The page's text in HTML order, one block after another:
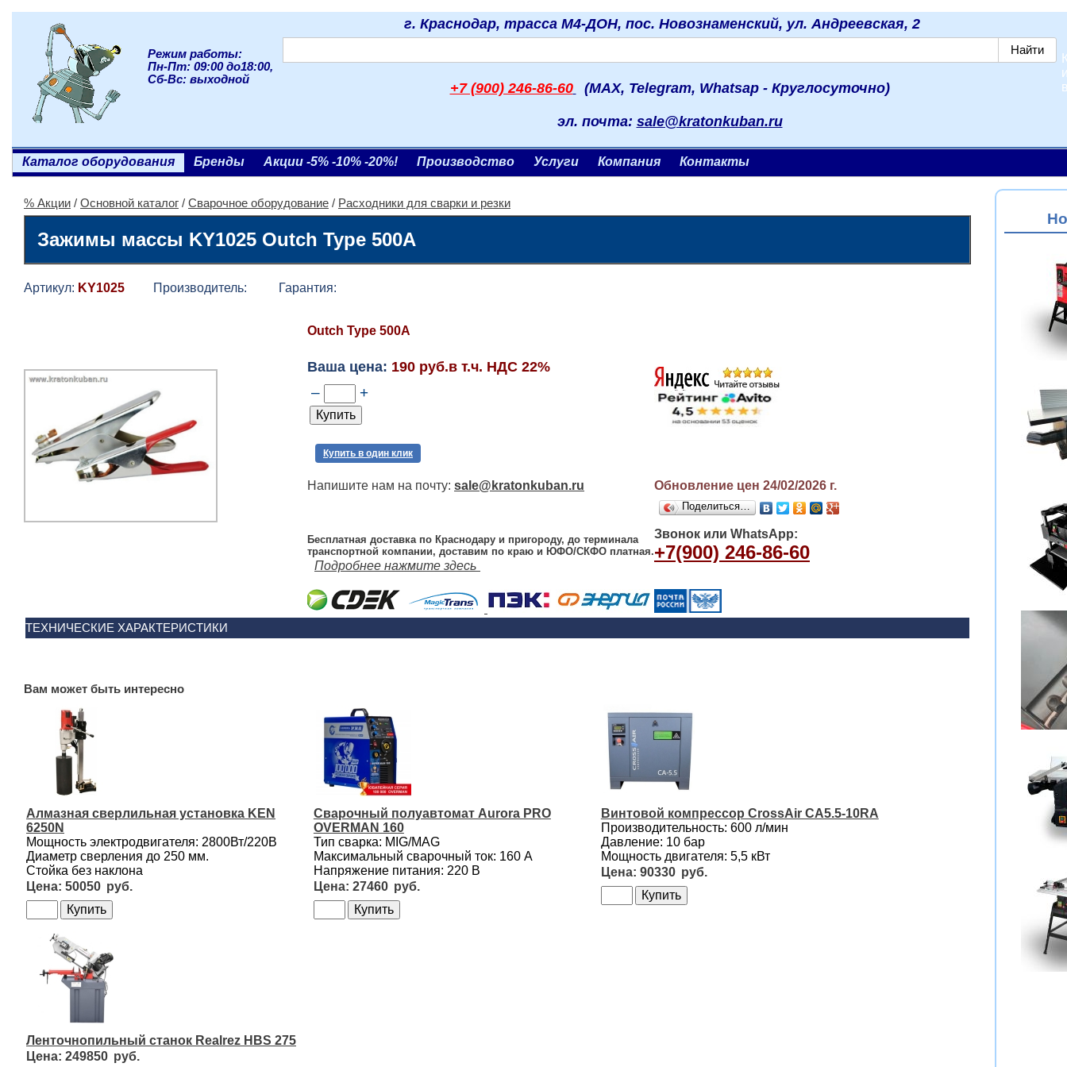
Режим работы:
Пн-Пт: 09:00 до18:00,
Сб-Вс: выходной
г. Краснодар, трасса М4-ДОН, пос. Новознаменский, ул. Андреевская, 2
+7 (900) 246-86-60 (MAX, Telegram, Whatsap - Круглосуточно)
эл. почта: sale@kratonkuban.ru
Каталог оборудования Бренды Акции -5% -10% -20%! Производство Услуги Компания Контакты
% Акции / Основной каталог / Сварочное оборудование / Расходники для сварки и резки
Зажимы массы KY1025 Outch Type 500А
Артикул: KY1025 Производитель: Гарантия:
Outch Type 500А
Ваша цена: 190 руб.в т.ч. НДС 22%
– +
Купить в один клик
Напишите нам на почту: sale@kratonkuban.ru Обновление цен 24/02/2026 г.
Поделиться…
Бесплатная доставка по Краснодару и пригороду, до терминала
транспортной компании, доставим по краю и ЮФО/СКФО платная.
Подробнее нажмите здесь
Звонок или WhatsApp:
+7(900) 246-86-60
ТЕХНИЧЕСКИЕ ХАРАКТЕРИСТИКИ
Вам может быть интересно
Алмазная сверлильная установка KEN
6250N
Мощность электродвигателя: 2800Вт/220В
Диаметр сверления до 250 мм.
Стойка без наклона
50050
Сварочный полуавтомат Aurora PRO
OVERMAN 160
Тип сварка: MIG/MAG
Максимальный сварочный ток: 160 А
Напряжение питания: 220 В
27460
Винтовой компрессор CrossAir CA5.5-10RA
Производительность: 600 л/мин
Давление: 10 бар
Мощность двигателя: 5,5 кВт
90330
Ленточнопильный станок Realrez HBS 275
249850